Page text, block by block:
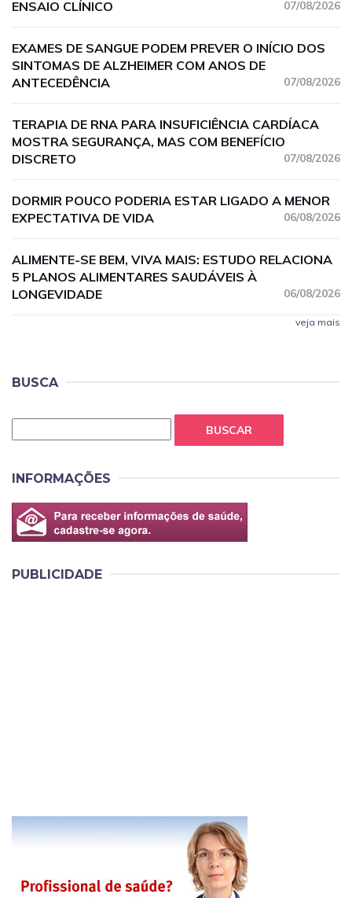
ENSAIO CLÍNICO 07/08/2026
EXAMES DE SANGUE PODEM PREVER O INÍCIO DOS
SINTOMAS DE ALZHEIMER COM ANOS DE
ANTECEDÊNCIA
07/08/2026
TERAPIA DE RNA PARA INSUFICIÊNCIA CARDÍACA
MOSTRA SEGURANÇA, MAS COM BENEFÍCIO
DISCRETO
07/08/2026
DORMIR POUCO PODERIA ESTAR LIGADO A MENOR
EXPECTATIVA DE VIDA
06/08/2026
ALIMENTE-SE BEM, VIVA MAIS: ESTUDO RELACIONA
5 PLANOS ALIMENTARES SAUDÁVEIS À
LONGEVIDADE
06/08/2026
veja mais
BUSCA
BUSCAR
INFORMAÇÕES
PUBLICIDADE